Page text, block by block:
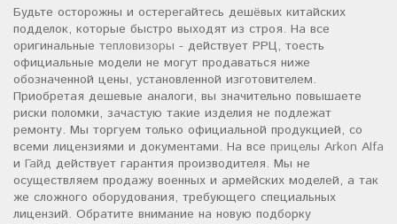
Будьте осторожны и остерегайтесь дешёвых китайских
подделок, которые быстро выходят из строя. На все
оригинальные тепловизоры - действует РРЦ, тоесть
официальные модели не могут продаваться ниже
обозначенной цены, установленной изготовителем.
Приобретая дешевые аналоги, вы значительно повышаете
риски поломки, зачастую такие изделия не подлежат
ремонту. Мы торгуем только официальной продукцией, со
всеми лицензиями и документами. На все прицелы Arkon Alfa
и Гайд действует гарантия производителя. Мы не
осуществляем продажу военных и армейских моделей, а так
же сложного оборудования, требующего специальных
лицензий. Обратите внимание на новую подборку